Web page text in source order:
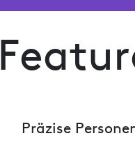
Präzise